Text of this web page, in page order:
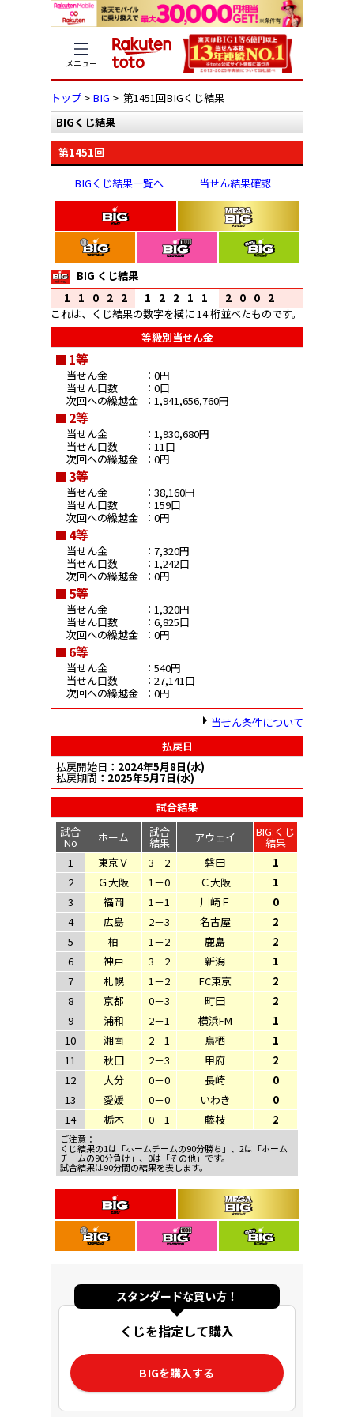
メニュー
トップ > BIG > 第1451回BIGくじ結果
BIGくじ結果
第1451回
BIGくじ結果一覧へ 当せん結果確認
BIG くじ結果
11022
12211
2002
これは、くじ結果の数字を横に 14 桁並べたものです。
等級別当せん金
1等
当せん金
：0円
当せん口数
：0口
次回への繰越金
：1,941,656,760円
2等
当せん金
：1,930,680円
当せん口数
：11口
次回への繰越金
：0円
3等
当せん金
：38,160円
当せん口数
：159口
次回への繰越金
：0円
4等
当せん金
：7,320円
当せん口数
：1,242口
次回への繰越金
：0円
5等
当せん金
：1,320円
当せん口数
：6,825口
次回への繰越金
：0円
6等
当せん金
：540円
当せん口数
：27,141口
次回への繰越金
：0円
当せん条件について
払戻日
払戻開始日 ：2024年5月8日(水)
払戻期間 ：2025年5月7日(水)
試合結果
試合
No ホーム 試合
結果 アウェイ BIG:くじ
結果
1
東京Ｖ 3－2 磐田
1
2
Ｇ大阪 1－0 Ｃ大阪
1
3
福岡 1－1 川崎Ｆ
0
4
広島 2－3 名古屋
2
5
柏 1－2 鹿島
2
6
神戸 3－2 新潟
1
7
札幌 1－2 FC東京
2
8
京都 0－3 町田
2
9
浦和 2－1 横浜FM
1
10
湘南 2－1 鳥栖
1
11
秋田 2－3 甲府
2
12
大分 0－0 長崎
0
13
愛媛 0－0 いわき
0
14
栃木 0－1 藤枝 2
ご注意：
くじ結果の1は「ホームチームの90分勝ち」、2は「ホーム
チームの90分負け」、0は「その他」です。
試合結果は90分間の結果を表します。
スタンダードな買い方！
くじを指定して購入
BIGを購入する